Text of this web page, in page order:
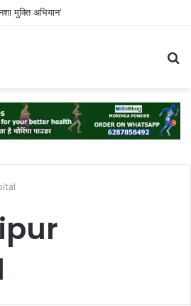
मुक्ति अभियान’